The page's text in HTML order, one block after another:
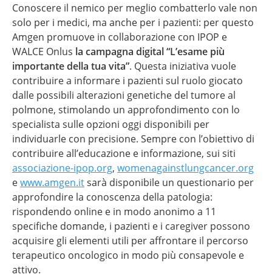
Conoscere il nemico per meglio combatterlo vale non
solo per i medici, ma anche per i pazienti: per questo
Amgen promuove in collaborazione con IPOP e
WALCE Onlus la campagna digital “L’esame più
importante della tua vita”. Questa iniziativa vuole
contribuire a informare i pazienti sul ruolo giocato
dalle possibili alterazioni genetiche del tumore al
polmone, stimolando un approfondimento con lo
specialista sulle opzioni oggi disponibili per
individuarle con precisione. Sempre con l’obiettivo di
contribuire all’educazione e informazione, sui siti
associazione-ipop.org, womenagainstlungcancer.org
ewww.amgen.itsarà disponibile un questionario per
approfondire la conoscenza della patologia:
rispondendo online e in modo anonimo a 11
specifiche domande, i pazienti e i caregiver possono
acquisire gli elementi utili per affrontare il percorso
terapeutico oncologico in modo più consapevole e
attivo.